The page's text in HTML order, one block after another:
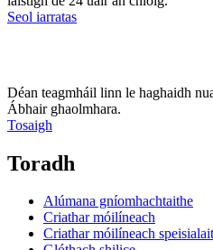
Seol iarratas
Déan teagmháil linn le haghaidh
Ábhair ghaolmhara.
Tosaigh
Toradh
Alúmana gníomhachtaithe
Criathar móilíneach
Criathar móilíneach